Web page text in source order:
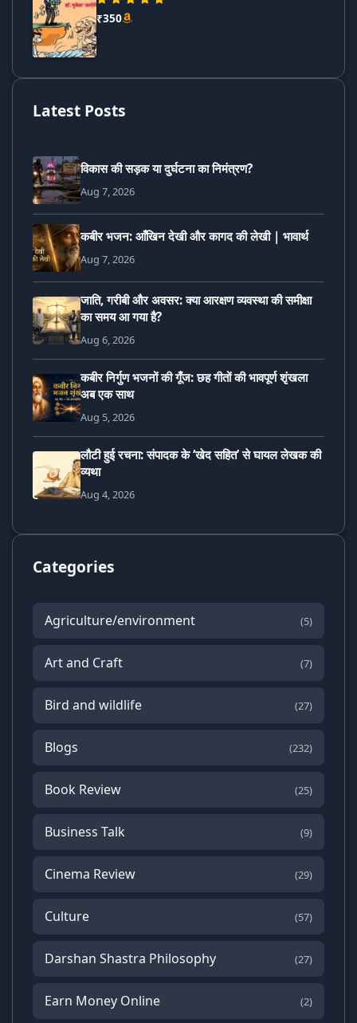
₹350
Latest Posts
विकास की सड़क या दुर्घटना का निमंत्रण?
Aug 7, 2026
कबीर भजन: आँखिन देखी और कागद की लेखी | भावार्थ
Aug 7, 2026
जाति, गरीबी और अवसर: क्या आरक्षण व्यवस्था की समीक्षा
का समय आ गया है?
Aug 6, 2026
कबीर निर्गुण भजनों की गूँज: छह गीतों की भावपूर्ण शृंखला
अब एक साथ
Aug 5, 2026
लौटी हुई रचना: संपादक के ‘खेद सहित’ से घायल लेखक की
व्यथा
Aug 4, 2026
Categories
Agriculture/environment (5)
Art and Craft (7)
Bird and wildlife (27)
Blogs (232)
Book Review (25)
Business Talk (9)
Cinema Review (29)
Culture (57)
Darshan Shastra Philosophy (27)
Earn Money Online (2)